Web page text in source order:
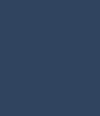
o que Você